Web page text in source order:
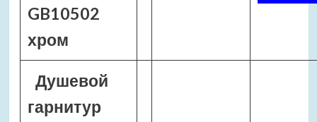
GB10502
хром
Душевой
гарнитур